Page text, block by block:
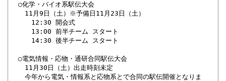
○化学・バイオ系駅伝大会
11月9日（土）※予備日11月23日（土）
12:30 開会式
13:00 前半チーム スタート
14:30 後半チーム スタート
○電気情報・応物・通研合同駅伝大会
11月30日（土）出走時刻未定
今年から電気・情報系と応物系とで合同の駅伝開催となりま